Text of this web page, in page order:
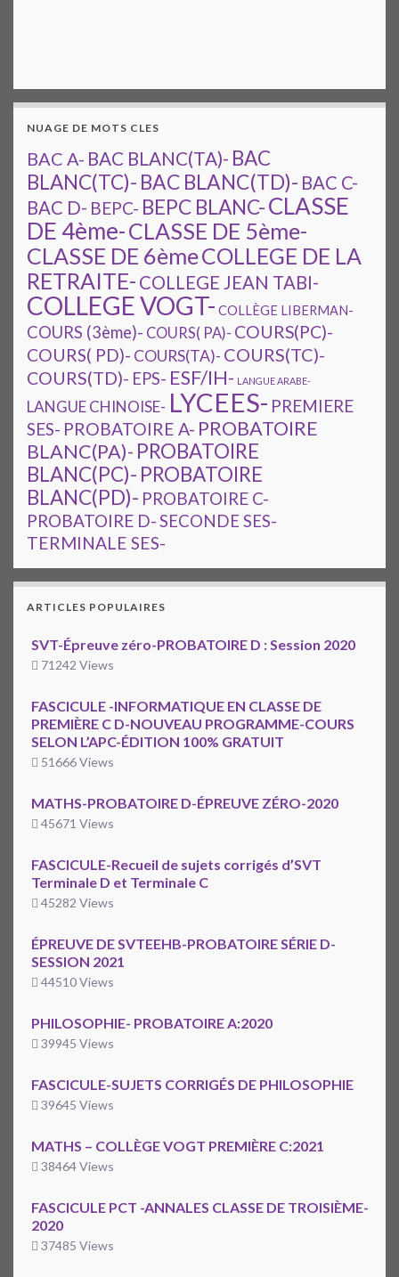
NUAGE DE MOTS CLES
BAC A- BAC BLANC(TA)- BAC
BLANC(TC)- BAC BLANC(TD)- BAC C-
BAC D- BEPC- BEPC BLANC-CLASSE
DE 4ème-CLASSE DE 5ème-
CLASSE DE 6èmeCOLLEGE DE LA
RETRAITE- COLLEGE JEAN TABI-
COLLEGE VOGT- COLLÈGE LIBERMAN-
COURS (3ème)- COURS( PA)- COURS(PC)-
COURS( PD)- COURS(TA)- COURS(TC)-
COURS(TD)- EPS- ESF/IH- LANGUE ARABE-
LANGUE CHINOISE- LYCEES- PREMIERE
SES- PROBATOIRE A- PROBATOIRE
BLANC(PA)- PROBATOIRE
BLANC(PC)- PROBATOIRE
BLANC(PD)- PROBATOIRE C-
PROBATOIRE D-SECONDE SES-
TERMINALE SES-
ARTICLES POPULAIRES
SVT-Épreuve zéro-PROBATOIRE D : Session 2020
71242 Views
FASCICULE -INFORMATIQUE EN CLASSE DE
PREMIÈRE C D-NOUVEAU PROGRAMME-COURS
SELON L’APC-ÉDITION 100% GRATUIT
51666 Views
MATHS-PROBATOIRE D-ÉPREUVE ZÉRO-2020
45671 Views
FASCICULE-Recueil de sujets corrigés d’SVT
Terminale D et Terminale C
45282 Views
ÉPREUVE DE SVTEEHB-PROBATOIRE SÉRIE D-
SESSION 2021
44510 Views
PHILOSOPHIE- PROBATOIRE A:2020
39945 Views
FASCICULE-SUJETS CORRIGÉS DE PHILOSOPHIE
39645 Views
MATHS – COLLÈGE VOGT PREMIÈRE C:2021
38464 Views
FASCICULE PCT -ANNALES CLASSE DE TROISIÈME-
2020
37485 Views